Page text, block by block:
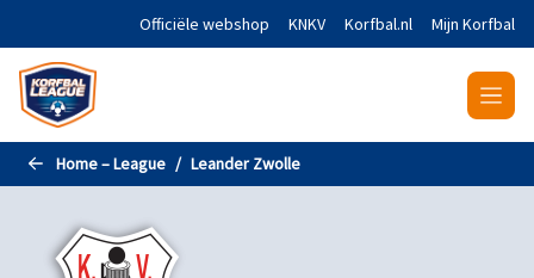
Naar de hoofdinhoud gaanOfficiële webshop KNKV Korfbal.nl Mijn Korfbal
Home – League Leander Zwolle